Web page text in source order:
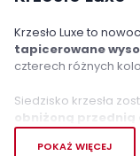
Krzesło Luxe to
tapicerowane
czterech różnych
Siedzisko krzesła
obniżoną przednią
uda użytkownika i
krzesła jest
POKAŻ WIĘCEJ